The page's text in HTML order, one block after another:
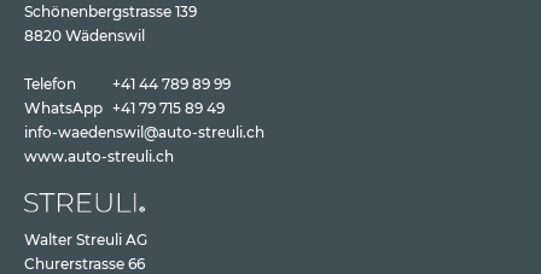
Schönenbergstrasse 139
8820 Wädenswil
Telefon
+41 44 789 89 99
WhatsApp +41 79 715 89 49
info-waedenswil@auto-streuli.ch
www.auto-streuli.ch
Walter Streuli AG
Churerstrasse 66